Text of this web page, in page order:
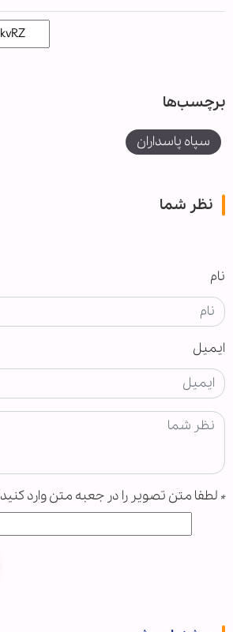
برچسب‌ها
سپاه پاسداران
نظر شما
نام
ایمیل
* لطفا متن تصویر را در جعبه متن وارد کنید